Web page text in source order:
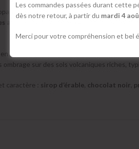
ce café est le fruit du travail collectif
avant séchage au soleil
, un procédé qui
offrant aux producteurs un modèle
ombrage sur des sols volcaniques riches,
caractère : sirop d’érable chocolat noir
Les commandes passées durant cette
dès notre retour, à partir du mardi 4
Merci pour votre compréhension et bel